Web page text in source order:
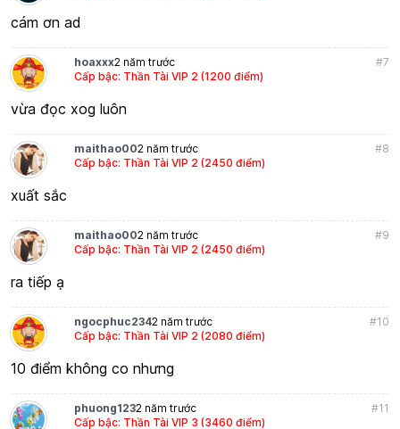
cám ơn ad
hoaxxx2 năm trước
Cấp bậc: Thần Tài VIP 2 (1200 điểm)
#7
vừa đọc xog luôn
maithao002 năm trước
Cấp bậc: Thần Tài VIP 2 (2450 điểm)
#8
xuất sắc
maithao002 năm trước
Cấp bậc: Thần Tài VIP 2 (2450 điểm)
#9
ra tiếp ạ
ngocphuc2342 năm trước
Cấp bậc: Thần Tài VIP 2 (2080 điểm)
#10
10 điểm không co nhưng
phuong1232 năm trước
Cấp bậc: Thần Tài VIP 3 (3460 điểm)
#11